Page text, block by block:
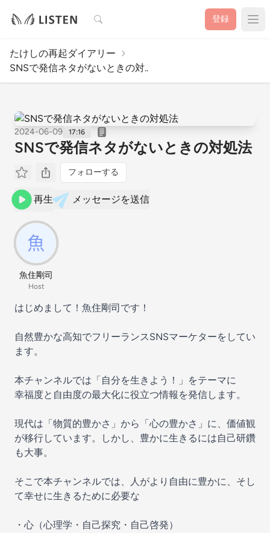
検索 登録
たけしの再起ダイアリー
SNSで発信ネタがないときの対..
2024-06-09 17:16
SNSで発信ネタがないときの対処法
フォローする
再生 メッセージを送信
魚住剛司
Host
はじめまして！魚住剛司です！
自然豊かな高知でフリーランスSNSマーケターをしてい
ます。
本チャンネルでは「自分を生きよう！」をテーマに
幸福度と自由度の最大化に役立つ情報を発信します。
現代は「物質的豊かさ」から「心の豊かさ」に、価値観
が移行しています。しかし、豊かに生きるには自己研鑽
も大事。
そこで本チャンネルでは、人がより自由に豊かに、そし
て幸せに生きるために必要な
・心（心理学・自己探究・自己啓発）